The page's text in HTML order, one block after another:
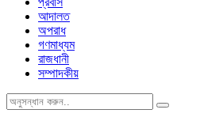
আদালত
অপরাধ
গণমাধ্যম
রাজধানী
সম্পাদকীয়